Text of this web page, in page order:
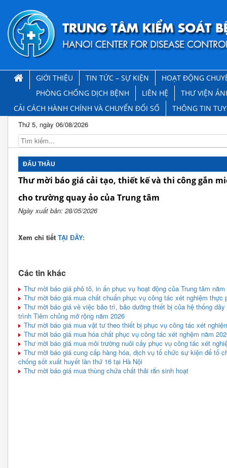
GIỚI THIỆU TIN TỨC – SỰ KIỆN
HOẠT ĐỘNG
PHÒNG CHỐNG DỊCH BỆNH
LIÊN HỆ
THƯ VIỆN
CẢI CÁCH HÀNH CHÍNH VÀ CHUYỂN ĐỔI SỐ
THÔNG TIN
Thứ 5, ngày 06/08/2026
ĐẤU THẦU
Thư mời báo giá cải tạo, thiết kế và thi công gắn
cho trường quay ảo của Trung tâm
Ngày xuất bản: 28/05/2026
Xem chi tiết TẠI ĐÂY:
Các tin khác
Thư mời báo giá phô tô, in ấn phục vụ hoạt động của Trung tâm năm
Thư mời báo giá mua chất chuẩn phục vụ công tác xét nghiệm thực
Thư mời báo giá về việc bảo trì, bảo dưỡng thiết bị của hệ thống
trình Tiêm chủng mở rộng năm 2026
Thư mời báo giá mua vật tư theo thiết bị phục vụ công tác xét
Thư mời báo giá mua hóa chất phục vụ công tác xét nghệm năm
Thư mời báo giá mua môi trường nuôi cấy phục vụ công tác xét
Thư mời báo giá cung cấp hàng hóa, dịch vụ tổ chức sự kiện để tổ
chống sốt xuất huyết lần thứ 16 tại Hà Nội
Thư mời báo giá mua thùng chứa chất thải rắn sinh hoạt